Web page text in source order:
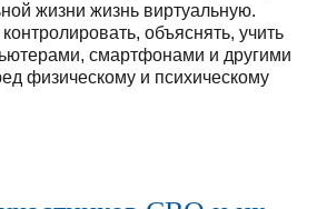
жизни жизнь виртуальную.
объяснять, учить
смартфонами и другими
физическому и психическому